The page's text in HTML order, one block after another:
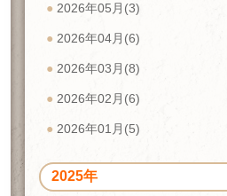
2026年05月(3)
2026年04月(6)
2026年03月(8)
2026年02月(6)
2026年01月(5)
2025年